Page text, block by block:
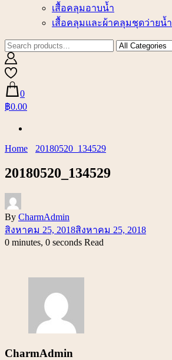
เสื้อคลุมอาบน้ำ
เสื้อคลุมและผ้าคลุมชุดว่ายน้ำ
0
฿0.00
Home 20180520_134529
20180520_134529
By CharmAdmin
สิงหาคม 25, 2018สิงหาคม 25, 2018
0 minutes, 0 seconds Read
CharmAdmin